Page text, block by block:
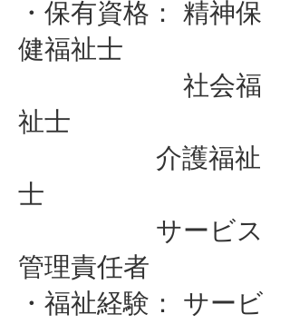
・保有資格： 精神保
健福祉士
社会福
祉士
介護福祉
士
サービス
管理責任者
・福祉経験： サービ